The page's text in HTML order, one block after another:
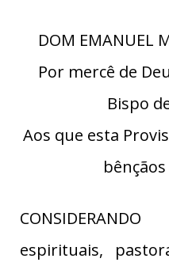
DOM EMANUEL
Por mercê de
Bispo
Aos que esta
espirituais,